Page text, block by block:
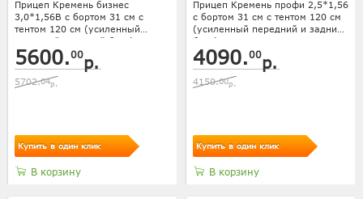
Прицеп Кремень бизнес
3,0*1,56В с бортом 31 см с
тентом 120 см (усиленный
передний и задний борт)
5600.00р.
5702.04р.
Купить в один клик
В корзину
Прицеп Кремень профи 2,5*1,56
с бортом 31 см с тентом 120 см
(усиленный передний и задний
борт)
4090.00р.
4150.00р.
Купить в один клик
В корзину